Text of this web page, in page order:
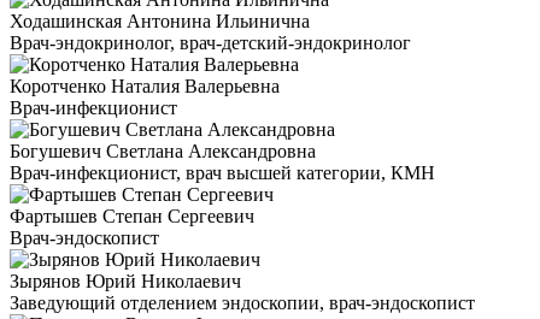
Ходашинская Антонина Ильинична
Врач-эндокринолог, врач-детский-эндокринолог
Коротченко Наталия Валерьевна
Врач-инфекционист
Богушевич Светлана Александровна
Врач-инфекционист, врач высшей категории, КМН
Фартышев Степан Сергеевич
Врач-эндоскопист
Зырянов Юрий Николаевич
Заведующий отделением эндоскопии, врач-эндоскопист